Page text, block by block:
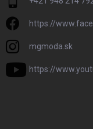
https://
mgmoda.sk
https://